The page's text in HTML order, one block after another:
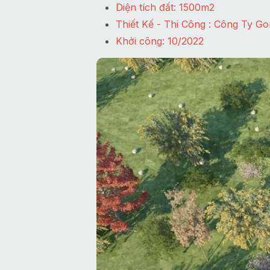
Diện tích đất: 1500m2
Thiết Kế - Thi Công : Công Ty
Khởi công: 10/2022